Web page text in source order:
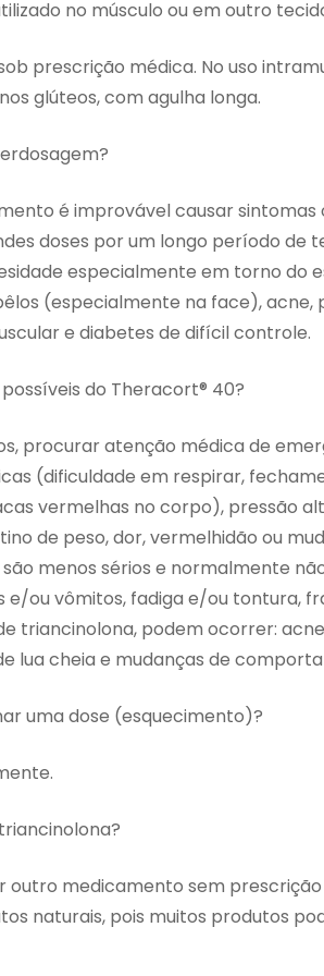
no músculo ou em outro
prescrição médica. No uso
glúteos, com agulha longa.
é improvável causar sintomas
doses por um longo período de
especialmente em torno do
(especialmente na face), acne,
e diabetes de difícil controle.
do Theracort® 40?
procurar atenção médica de
(dificuldade em respirar,
vermelhas no corpo), pressão
de peso, dor, vermelhidão ou
menos sérios e normalmente
e/ou vômitos, fadiga e/ou tontura,
triancinolona, podem ocorrer:
lua cheia e mudanças de
uma dose (esquecimento)?
outro medicamento sem
naturais, pois muitos produtos